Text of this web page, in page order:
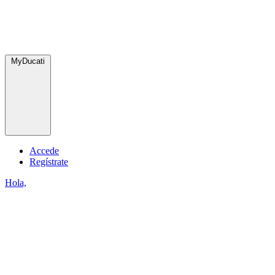
MyDucati
Accede
Regístrate
Hola,